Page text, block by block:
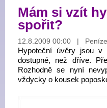
Mám si vzít
spořit?
12.8.2009 00:00 | Peníze
Hypoteční úvěry jsou
dostupné, než dříve.
Rozhodně se nyní
vždycky o kousek